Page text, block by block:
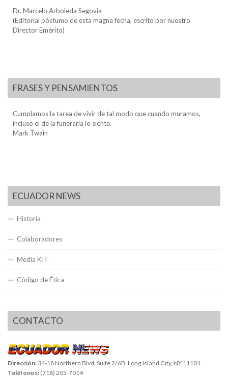
Dr. Marcelo Arboleda Segovia
(Editorial póstumo de esta magna fecha, escrito por nuestro
Director Emérito)
FRASES Y PENSAMIENTOS
Cumplamos la tarea de vivir de tal modo que cuando muramos,
incluso el de la funeraria lo sienta.
Mark Twain
ECUADOR NEWS
Historia
Colaboradores
Media KIT
Código de Ética
CONTACTO
Dirección: 34-18 Northern Blvd, Suite 2/6B, Long Island City, NY 11101
Teléfonos: (718) 205-7014